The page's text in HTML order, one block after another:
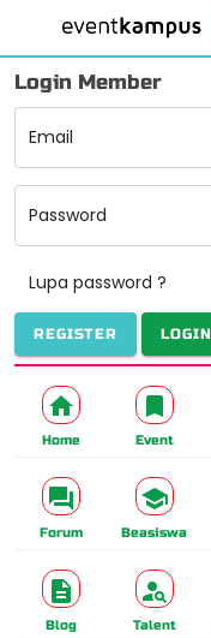
Login Member
Email
Password
Lupa password ?
REGISTER LOGIN
Home Event
Forum Beasiswa
Blog Talent